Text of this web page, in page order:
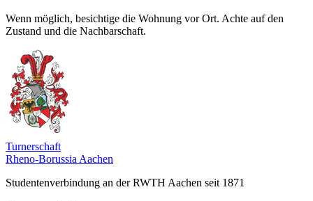
Wenn möglich, besichtige die Wohnung vor Ort. Achte auf den
Zustand und die Nachbarschaft.
Turnerschaft
Rheno-Borussia Aachen
Studentenverbindung an der RWTH Aachen seit 1871